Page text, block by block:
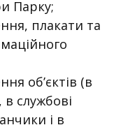
Парку;
плакати та
об’єктів (в
в службові
і в